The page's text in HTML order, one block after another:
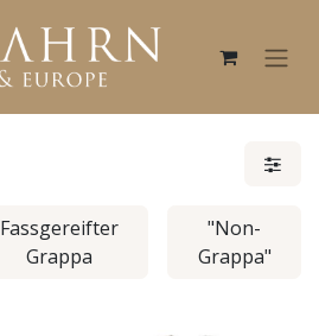
Fassgereifter
Grappa
"Non-
Grappa"